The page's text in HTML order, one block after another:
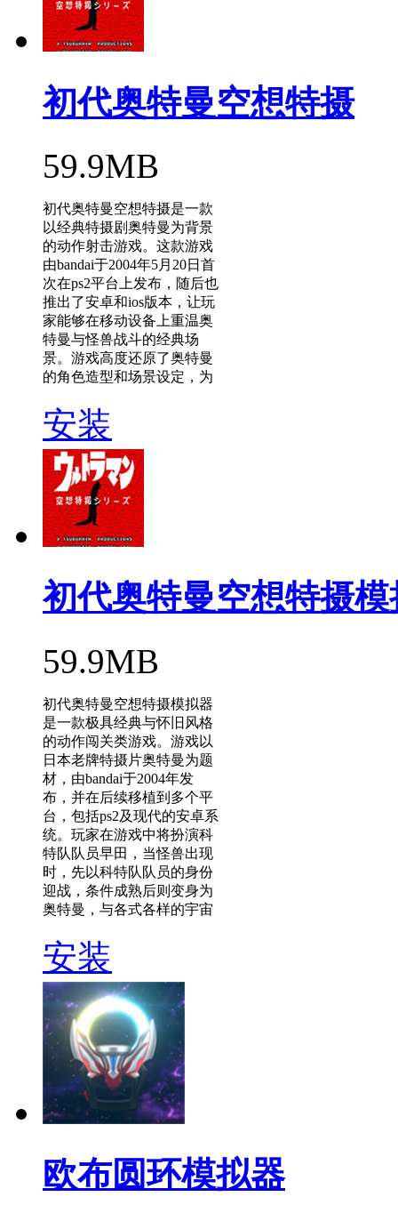
初代奥特曼空想特摄
59.9MB
初代奥特曼空想特摄是一款
以经典特摄剧奥特曼为背景
的动作射击游戏。这款游戏
由bandai于2004年5月20日首
次在ps2平台上发布，随后也
推出了安卓和ios版本，让玩
家能够在移动设备上重温奥
特曼与怪兽战斗的经典场
景。游戏高度还原了奥特曼
的角色造型和场景设定，为
安装
初代奥特曼空想特摄模
59.9MB
初代奥特曼空想特摄模拟器
是一款极具经典与怀旧风格
的动作闯关类游戏。游戏以
日本老牌特摄片奥特曼为题
材，由bandai于2004年发
布，并在后续移植到多个平
台，包括ps2及现代的安卓系
统。玩家在游戏中将扮演科
特队队员早田，当怪兽出现
时，先以科特队队员的身份
迎战，条件成熟后则变身为
奥特曼，与各式各样的宇宙
安装
欧布圆环模拟器